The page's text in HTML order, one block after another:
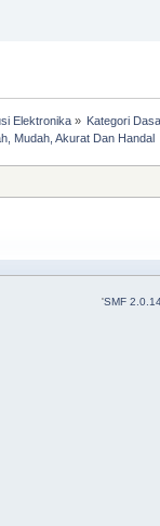
Elektronika» Kategori
Mudah, Akurat Dan Handal
'SMF